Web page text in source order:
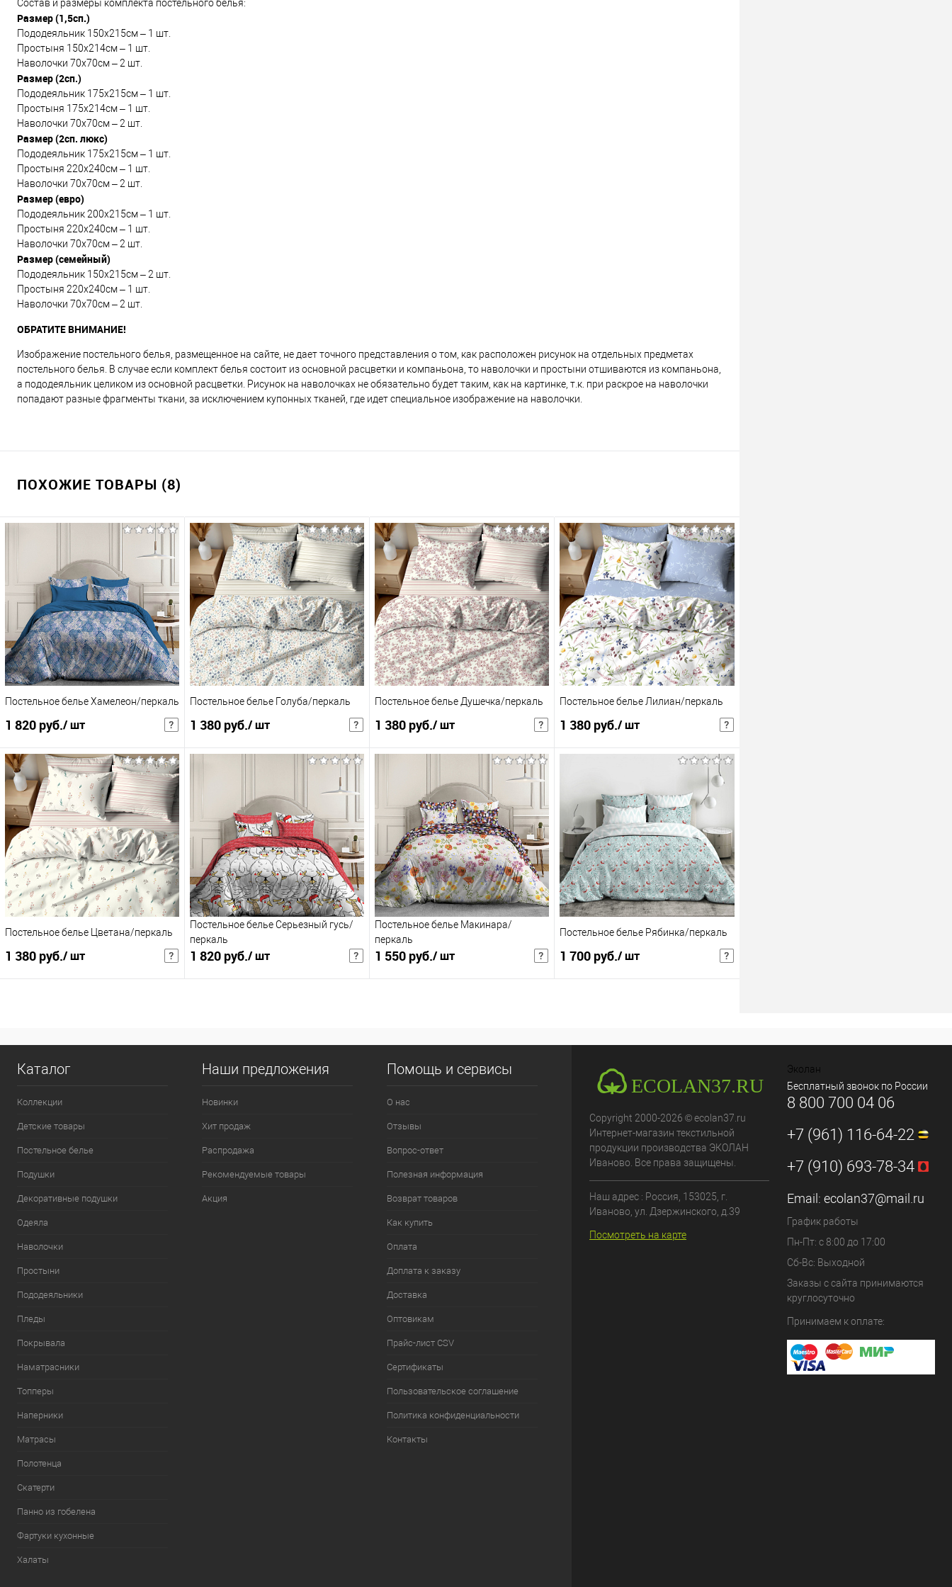
Состав и размеры комплекта постельного белья:
Размер (1,5сп.)
Пододеяльник 150х215см – 1 шт.
Простыня 150х214см – 1 шт.
Наволочки 70х70см – 2 шт.
Размер (2сп.)
Пододеяльник 175х215см – 1 шт.
Простыня 175х214см – 1 шт.
Наволочки 70х70см – 2 шт.
Размер (2сп. люкс)
Пододеяльник 175х215см – 1 шт.
Простыня 220х240см – 1 шт.
Наволочки 70х70см – 2 шт.
Размер (евро)
Пододеяльник 200х215см – 1 шт.
Простыня 220х240см – 1 шт.
Наволочки 70х70см – 2 шт.
Размер (семейный)
Пододеяльник 150х215см – 2 шт.
Простыня 220х240см – 1 шт.
Наволочки 70х70см – 2 шт.
ОБРАТИТЕ ВНИМАНИЕ!
Изображение постельного белья, размещенное на сайте, не дает точного представления о том, как расположен рисунок на отдельных предметах
постельного белья. В случае если комплект белья состоит из основной расцветки и компаньона, то наволочки и простыни отшиваются из компаньона,
а пододеяльник целиком из основной расцветки. Рисунок на наволочках не обязательно будет таким, как на картинке, т.к. при раскрое на наволочки
попадают разные фрагменты ткани, за исключением купонных тканей, где идет специальное изображение на наволочки.
ПОХОЖИЕ ТОВАРЫ (8)
Постельное белье Хамелеон/перкаль
1 820 руб./ шт
2 366 руб./ шт Розничная цена
В корзину
Купить в 1 клик
В избранное
К сравнению
:
евро
Постельное белье Голуба/перкаль
1 380 руб./ шт
1 794 руб./ шт Розничная цена
В корзину
Купить в 1 клик
В избранное
К сравнению
:
1,5сп
Постельное белье Душечка/перкаль
1 380 руб./ шт
1 794 руб./ шт Розничная цена
В корзину
Купить в 1 клик
В избранное
К сравнению
:
1,5сп
Постельное белье Лилиан/перкаль
1 380 руб./ шт
1 794 руб./ шт Розничная цена
В корзину
Купить в 1 клик
В избранное
К сравнению
:
1,5сп
Постельное белье Цветана/перкаль
1 380 руб./ шт
Купить в 1 клик
Постельное белье Серьезный гусь/
перкаль
1 820 руб./ шт
Купить в 1 клик
В избранное
Постельное белье Макинара/
перкаль
1 550 руб./ шт
Купить в 1 клик
В избранное
Постельное белье Рябинка/перкаль
1 700 руб./ шт
Купить в 1 клик
К сравнению
2сп люкс
Каталог
Коллекции
Детские товары
Постельное белье
Подушки
Декоративные подушки
Одеяла
Наволочки
Простыни
Пододеяльники
Пледы
Покрывала
Наматрасники
Топперы
Наперники
Матрасы
Полотенца
Скатерти
Панно из гобелена
Фартуки кухонные
Халаты
Наши предложения
Новинки
Хит продаж
Распродажа
Рекомендуемые товары
Акция
Помощь и сервисы
О нас
Отзывы
Вопрос-ответ
Полезная информация
Возврат товаров
Как купить
Оплата
Доплата к заказу
Доставка
Оптовикам
Прайс-лист CSV
Сертификаты
Пользовательское соглашение
Политика конфиденциальности
Контакты
Copyright 2000-2026 © ecolan37.ru
Интернет-магазин текстильной
продукции производства ЭКОЛАН
Иваново. Все права защищены.
Наш адрес : Россия, 153025 , г.
Иваново ул. Дзержинского, д.39
Посмотреть на карте
Эколан
Бесплатный звонок по России
8 800 700 04 06
+7 (961) 116-64-22
+7 (910) 693-78-34
Email: ecolan37@mail.ru
График работы
Пн-Пт: с 8:00 до 17:00
Сб-Вс: Выходной
Заказы с сайта принимаются
круглосуточно
Принимаем к оплате: